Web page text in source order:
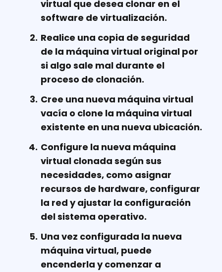
virtual que desea clonar en el
software de virtualización.
Realice una copia de seguridad
de la máquina virtual original por
si algo sale mal durante el
proceso de clonación.
Cree una nueva máquina virtual
vacía o clone la máquina virtual
existente en una nueva ubicación.
Configure la nueva máquina
virtual clonada según sus
necesidades, como asignar
recursos de hardware, configurar
la red y ajustar la configuración
del sistema operativo.
Una vez configurada la nueva
máquina virtual, puede
encenderla y comenzar a